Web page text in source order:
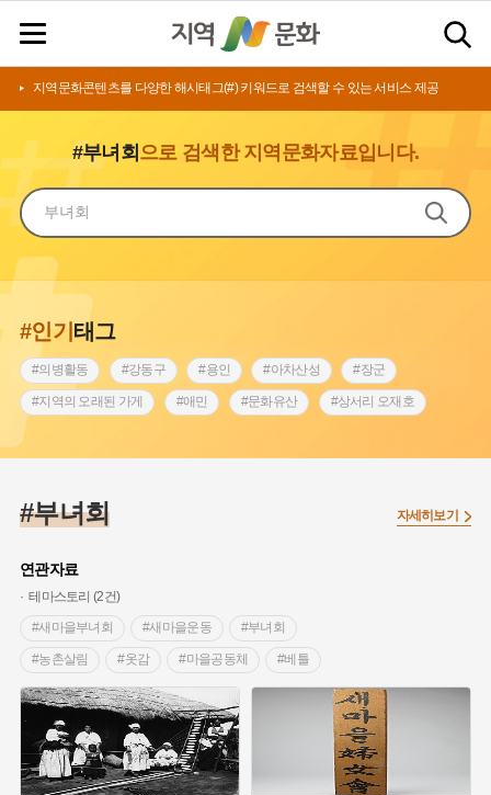
지역문화콘텐츠를 다양한 해시태그(#) 키워드로 검색할 수 있는 서비스 제공
#부녀회 으로 검색한 지역문화자료입니다.
#인기태그
#의병활동 #강동구 #용인 #아차산성 #장군
#지역의 오래된 가게 #애민 #문화유산 #상서리 오재호
#허준 #28독립선언 #지명유래
#여성독립운동가
#백년가게
#단지 #설화 #인물설화 #대한애국부인회
#고구마 #김마리아 #바위설화 #인천
#강진 #블루리본 #전설 #조선시대 문신
#여성 독립운동가 #지역의 설화 #어린이역사콘텐츠
#내시 #내성 #먼우금 #징채 #제주도설화
#대한민국임시정부 #강서구 #종로구
#부녀회
연관자료
테마스토리 (2건)
#새마을부녀회
#새마을운동 #부녀회
#농촌살림 #옷감 #마을공동체 #베틀
#농촌공동체
자세히보기